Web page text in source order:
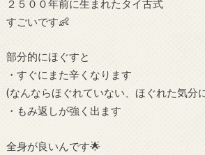
２５００年前に生まれたタイ古式
すごいです👶
部分的にほぐすと
・すぐにまた辛くなります
(なんならほぐれていない、ほぐれた気分
・もみ返しが強く出ます
全身が良いんです🌟